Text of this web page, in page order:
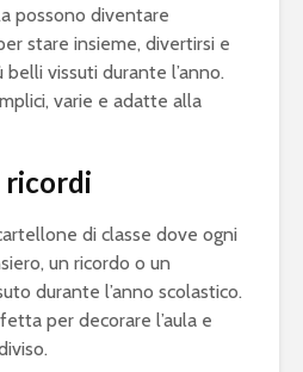
possono diventare
stare insieme, divertirsi e
vissuti durante l’anno.
varie e adatte alla
ricordi
di classe dove ogni
un ricordo o un
durante l’anno scolastico.
per decorare l’aula e